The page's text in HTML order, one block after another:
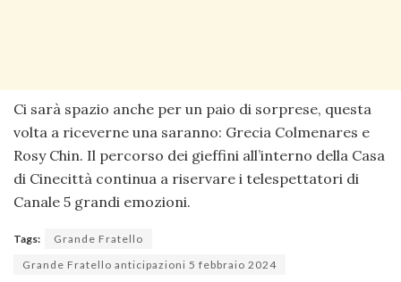
Ci sarà spazio anche per un paio di sorprese, questa
volta a riceverne una saranno: Grecia Colmenares e
Rosy Chin. Il percorso dei gieffini all’interno della Casa
di Cinecittà continua a riservare i telespettatori di
Canale 5 grandi emozioni.
Tags:
Grande Fratello
Grande Fratello anticipazioni 5 febbraio 2024